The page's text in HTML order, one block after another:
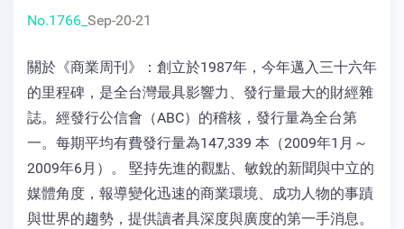
No.1766_ Sep-20-21
關於《商業周刊》：創立於1987年，今年邁入三十六年
的里程碑，是全台灣最具影響力、發行量最大的財經雜
誌。經發行公信會（ABC）的稽核，發行量為全台第
一。每期平均有費發行量為147,339 本（2009年1月～
2009年6月）。 堅持先進的觀點、敏銳的新聞與中立的
媒體角度，報導變化迅速的商業環境、成功人物的事蹟
與世界的趨勢，提供讀者具深度與廣度的第一手消息。